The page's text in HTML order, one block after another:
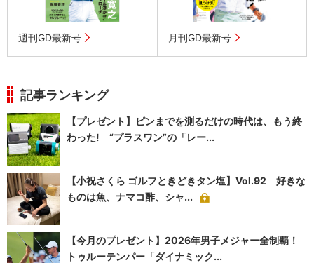
週刊GD最新号 月刊GD最新号
記事ランキング
【プレゼント】ピンまでを測るだけの時代は、もう終
わった! “プラスワン”の「レー...
【小祝さくら ゴルフときどきタン塩】Vol.92 好きな
ものは魚、ナマコ酢、シャ...
【今月のプレゼント】2026年男子メジャー全制覇！
トゥルーテンパー「ダイナミック...